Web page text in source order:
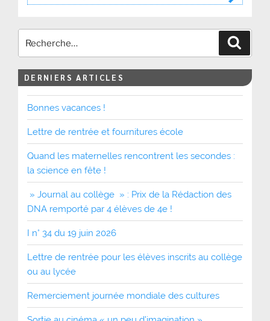
DERNIERS ARTICLES
Bonnes vacances !
Lettre de rentrée et fournitures école
Quand les maternelles rencontrent les secondes :
la science en fête !
» Journal au collège » : Prix de la Rédaction des
DNA remporté par 4 élèves de 4e !
I n° 34 du 19 juin 2026
Lettre de rentrée pour les élèves inscrits au collège
ou au lycée
Remerciement journée mondiale des cultures